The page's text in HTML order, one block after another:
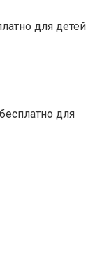
для детей
для